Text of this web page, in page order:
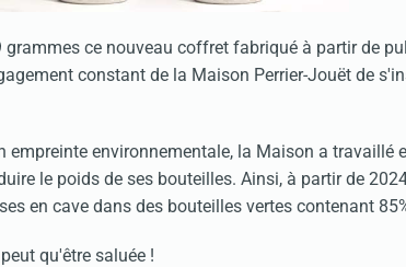
ce nouveau coffret fabriqué à partir de
constant de la Maison Perrier-Jouët de
empreinte environnementale, la Maison a travaillé
le poids de ses bouteilles. Ainsi, à partir de
en cave dans des bouteilles vertes contenant
qu'être saluée !